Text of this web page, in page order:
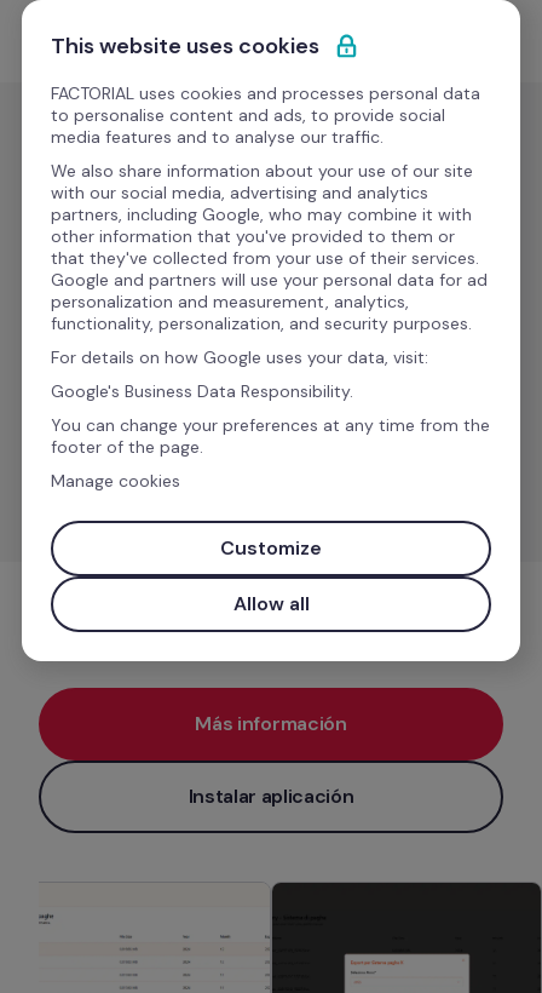
Ir al contenido
Empieza gratis
Nuevo
Gestión de nóminas
TeamSystem
(time
tracking,
absences
and payroll
variables)
obtener insights sobre la gestión del negocio.
Gestión de nóminas
Más información
Instalar aplicación
This website uses cookies
FACTORIAL uses cookies and processes personal data
to personalise content and ads, to provide social
media features and to analyse our traffic.
We also share information about your use of our site
with our social media, advertising and analytics
partners, including Google, who may combine it with
other information that you've provided to them or
that they've collected from your use of their services.
Google and partners will use your personal data for ad
personalization and measurement, analytics,
functionality, personalization, and security purposes.
For details on how Google uses your data, visit:
Google's Business Data Responsibility.
You can change your preferences at any time from the
footer of the page.
Manage cookies
Customize
Allow all